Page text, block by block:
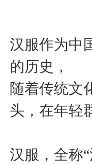
汉服作为中
的历史，
随着传统文
头，在年轻
汉服，全称